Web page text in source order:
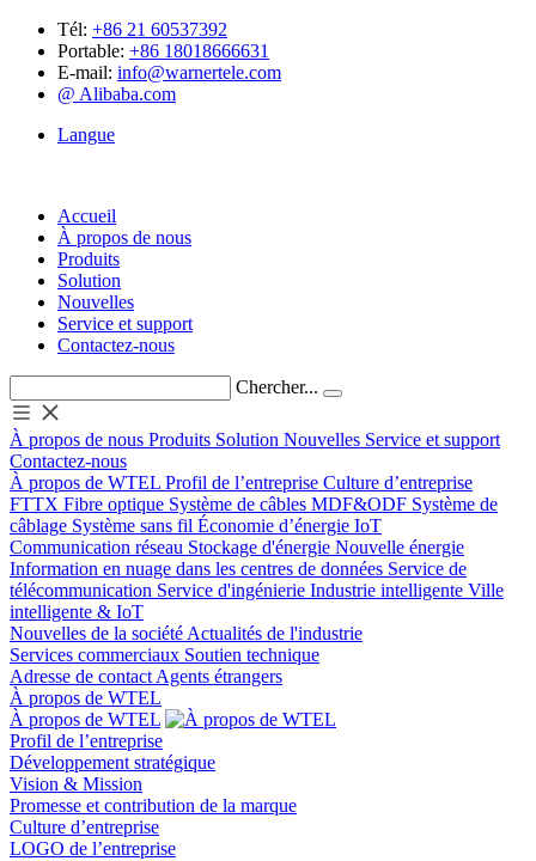
Tél: +86 21 60537392
Portable: +86 18018666631
E-mail: info@warnertele.com
@ Alibaba.com
Langue
Accueil
À propos de nous
Produits
Solution
Nouvelles
Service et support
Contactez-nous
Chercher...
À propos de nous Produits Solution Nouvelles Service et support
Contactez-nous
À propos de WTEL Profil de l’entreprise Culture d’entreprise
FTTX Fibre optique Système de câbles MDF&ODF Système de
câblage Système sans fil Économie d’énergie IoT
Communication réseau Stockage d'énergie Nouvelle énergie
Information en nuage dans les centres de données Service de
télécommunication Service d'ingénierie Industrie intelligente Ville
intelligente & IoT
Nouvelles de la société Actualités de l'industrie
Services commerciaux Soutien technique
Adresse de contact Agents étrangers
À propos de WTEL
À propos de WTEL
Profil de l’entreprise
Développement stratégique
Vision & Mission
Promesse et contribution de la marque
Culture d’entreprise
LOGO de l’entreprise